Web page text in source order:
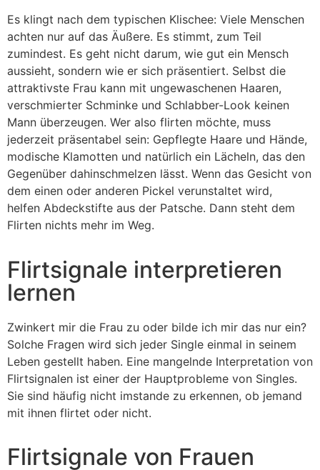
Es klingt nach dem typischen Klischee: Viele Menschen
achten nur auf das Äußere. Es stimmt, zum Teil
zumindest. Es geht nicht darum, wie gut ein Mensch
aussieht, sondern wie er sich präsentiert. Selbst die
attraktivste Frau kann mit ungewaschenen Haaren,
verschmierter Schminke und Schlabber-Look keinen
Mann überzeugen. Wer also flirten möchte, muss
jederzeit präsentabel sein: Gepflegte Haare und Hände,
modische Klamotten und natürlich ein Lächeln, das den
Gegenüber dahinschmelzen lässt. Wenn das Gesicht von
dem einen oder anderen Pickel verunstaltet wird,
helfen Abdeckstifte aus der Patsche. Dann steht dem
Flirten nichts mehr im Weg.
Flirtsignale interpretieren
lernen
Zwinkert mir die Frau zu oder bilde ich mir das nur ein?
Solche Fragen wird sich jeder Single einmal in seinem
Leben gestellt haben. Eine mangelnde Interpretation von
Flirtsignalen ist einer der Hauptprobleme von Singles.
Sie sind häufig nicht imstande zu erkennen, ob jemand
mit ihnen flirtet oder nicht.
Flirtsignale von Frauen